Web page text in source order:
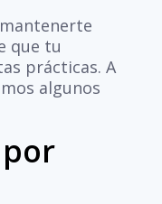
que tu
prácticas. A
algunos